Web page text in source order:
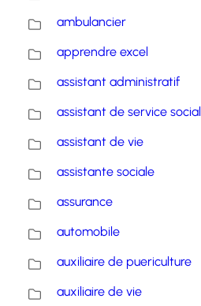
ambulancier
apprendre excel
assistant administratif
assistant de service social
assistant de vie
assistante sociale
assurance
automobile
auxiliaire de puericulture
auxiliaire de vie